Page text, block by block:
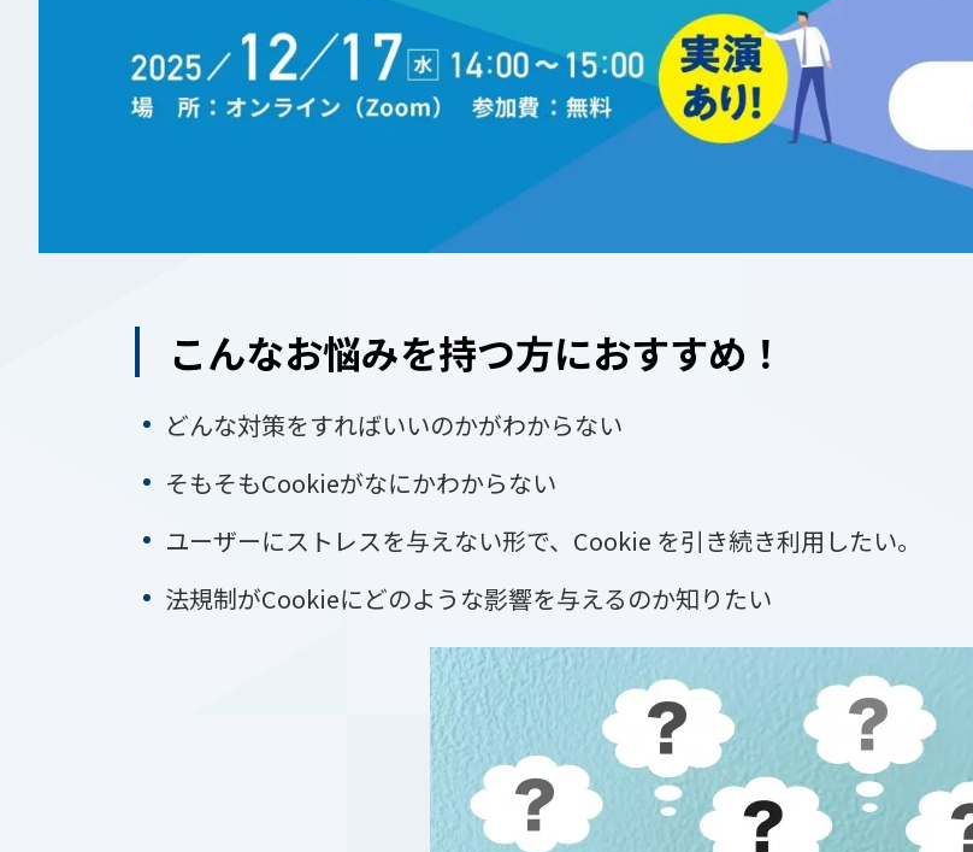
こんなお悩みを持つ方におすすめ！
どんな対策をすればいいのかがわからない
そもそもCookieがなにかわからない
ユーザーにストレスを与えない形で、Cookie を引き続き利用したい。
法規制がCookieにどのような影響を与えるのか知りたい